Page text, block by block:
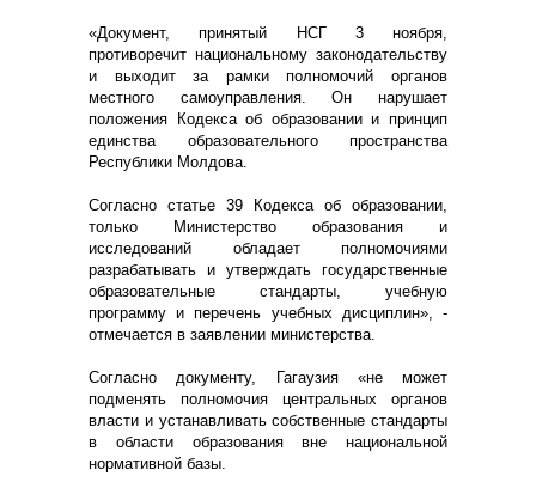
«Документ, принятый НСГ 3 ноября,
противоречит национальному законодательству
и выходит за рамки полномочий органов
местного самоуправления. Он нарушает
положения Кодекса об образовании и принцип
единства образовательного пространства
Республики Молдова.
Согласно статье 39 Кодекса об образовании,
только Министерство образования и
исследований обладает полномочиями
разрабатывать и утверждать государственные
образовательные стандарты, учебную
программу и перечень учебных дисциплин», -
отмечается в заявлении министерства.
Согласно документу, Гагаузия «не может
подменять полномочия центральных органов
власти и устанавливать собственные стандарты
в области образования вне национальной
нормативной базы.